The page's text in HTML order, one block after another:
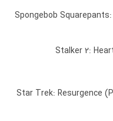
Spongebob
Stalker 2:
Star Trek: Resurgence